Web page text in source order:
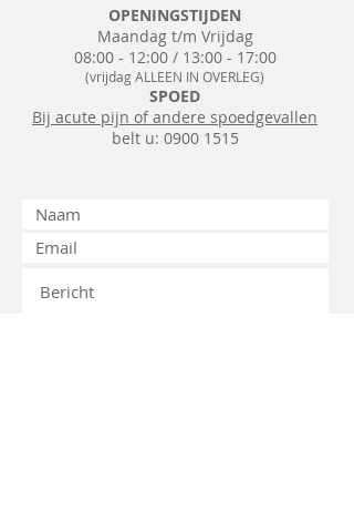
OPENINGSTIJDEN
Maandag t/m Vrijdag
08:00 - 12:00 / 13:00 - 17:00
(vrijdag ALLEEN IN OVERLEG)
SPOED
Bij acute pijn of andere spoedgevallen
belt u: 0900 1515